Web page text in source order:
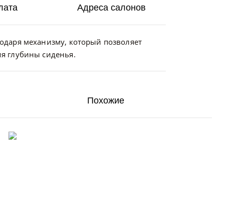
механизму, который позволяет
глубины сиденья.
Адреса салонов
Похожие